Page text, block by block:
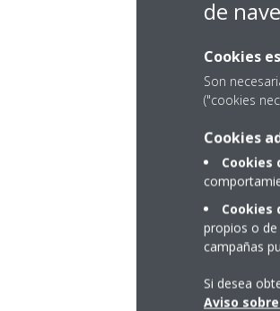
de
Cookies
Son
("cookies
Cookies
Cookies
Cookies
propios o
campañas
Si desea
Aviso